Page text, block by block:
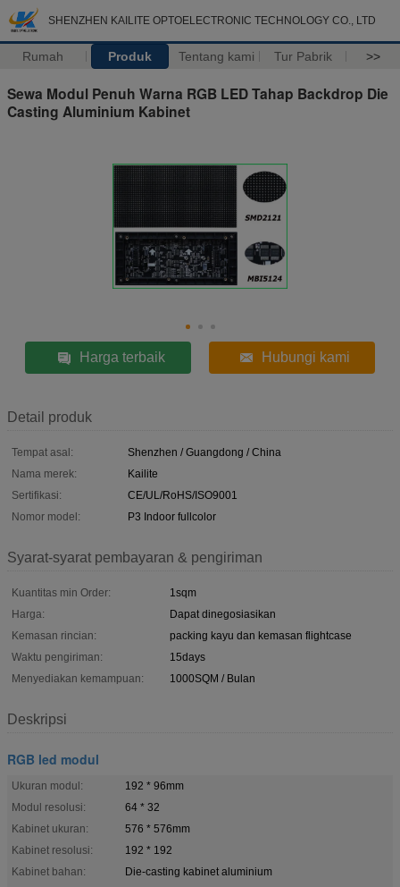
SHENZHEN KAILITE OPTOELECTRONIC TECHNOLOGY CO., LTD
Rumah Produk Tentang kami Tur Pabrik >>
Sewa Modul Penuh Warna RGB LED Tahap Backdrop Die
Casting Aluminium Kabinet
Harga terbaik Hubungi kami
Detail produk
Tempat asal:
Shenzhen / Guangdong / China
Nama merek:
Kailite
Sertifikasi:
CE/UL/RoHS/ISO9001
Nomor model:
P3 Indoor fullcolor
Syarat-syarat pembayaran & pengiriman
Kuantitas min Order:
1sqm
Harga:
Dapat dinegosiasikan
Kemasan rincian:
packing kayu dan kemasan flightcase
Waktu pengiriman:
15days
Menyediakan kemampuan:
1000SQM / Bulan
Deskripsi
RGB led modul
Ukuran modul:
192 * 96mm
Modul resolusi:
64 * 32
Kabinet ukuran:
576 * 576mm
Kabinet resolusi:
192 * 192
Kabinet bahan:
Die-casting kabinet aluminium